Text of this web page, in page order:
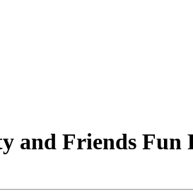
and Friends Fun